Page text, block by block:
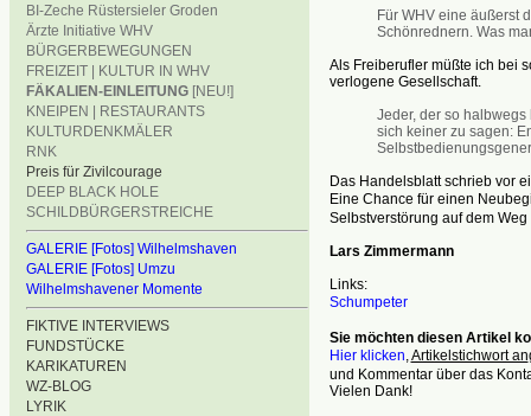
BI-Zeche Rüstersieler Groden
Ärzte Initiative WHV
BÜRGERBEWEGUNGEN
FREIZEIT | KULTUR IN WHV
FÄKALIEN-EINLEITUNG [NEU!]
KNEIPEN | RESTAURANTS
KULTURDENKMÄLER
RNK
Preis für Zivilcourage
DEEP BLACK HOLE
SCHILDBÜRGERSTREICHE
GALERIE [Fotos] Wilhelmshaven
GALERIE [Fotos] Umzu
Wilhelmshavener Momente
FIKTIVE INTERVIEWS
FUNDSTÜCKE
KARIKATUREN
WZ-BLOG
LYRIK
Für WHV eine äußerst
Schönrednern. Was
Als Freiberufler müßte ich bei
verlogene Gesellschaft.
Jeder, der so halbwegs
sich keiner zu sagen:
Das Handelsblatt schrieb vor
Eine Chance für einen
Selbstverstörung auf dem
Lars Zimmermann
Links:
Schumpeter
Sie möchten diesen Artikel
Hier klicken,Artikelstichwort an
und Kommentar über das
Vielen Dank!